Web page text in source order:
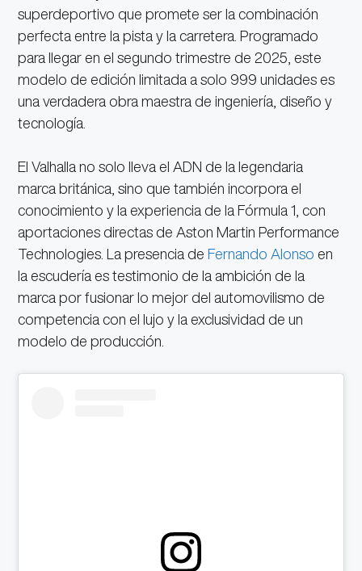
superdeportivo que promete ser la combinación
perfecta entre la pista y la carretera. Programado
para llegar en el segundo trimestre de 2025, este
modelo de edición limitada a solo 999 unidades es
una verdadera obra maestra de ingeniería, diseño y
tecnología.
El Valhalla no solo lleva el ADN de la legendaria
marca británica, sino que también incorpora el
conocimiento y la experiencia de la Fórmula 1, con
aportaciones directas de Aston Martin Performance
Technologies. La presencia deFernando Alonso en
la escudería es testimonio de la ambición de la
marca por fusionar lo mejor del automovilismo de
competencia con el lujo y la exclusividad de un
modelo de producción.